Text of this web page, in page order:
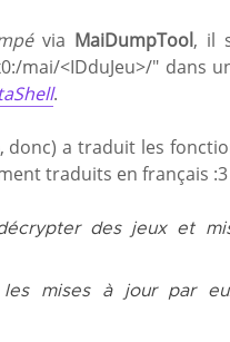
via MaiDumpTool, il
mai/<IDduJeu>/" dans
.
, donc) a traduit les
traduits en français :3
des jeux et
mises à jour par